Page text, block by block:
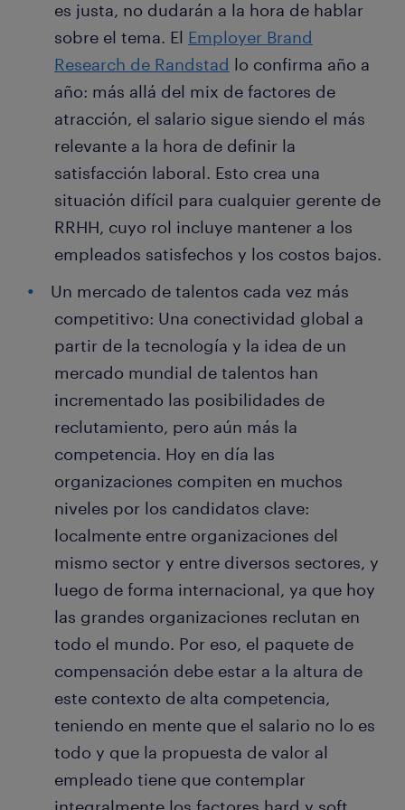
es justa, no dudarán a la hora de hablar
sobre el tema. El Employer Brand
Research de Randstad lo confirma año a
año: más allá del mix de factores de
atracción, el salario sigue siendo el más
relevante a la hora de definir la
satisfacción laboral. Esto crea una
situación difícil para cualquier gerente de
RRHH, cuyo rol incluye mantener a los
empleados satisfechos y los costos bajos.
Un mercado de talentos cada vez más
competitivo: Una conectividad global a
partir de la tecnología y la idea de un
mercado mundial de talentos han
incrementado las posibilidades de
reclutamiento, pero aún más la
competencia. Hoy en día las
organizaciones compiten en muchos
niveles por los candidatos clave:
localmente entre organizaciones del
mismo sector y entre diversos sectores, y
luego de forma internacional, ya que hoy
las grandes organizaciones reclutan en
todo el mundo. Por eso, el paquete de
compensación debe estar a la altura de
este contexto de alta competencia,
teniendo en mente que el salario no lo es
todo y que la propuesta de valor al
empleado tiene que contemplar